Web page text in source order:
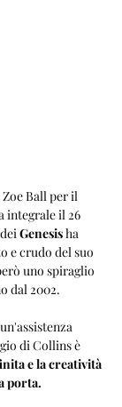
Ball per il
integrale il 26
Genesis ha
e crudo del suo
uno spiraglio
dal 2002.
di Collins è
e la creatività
porta.